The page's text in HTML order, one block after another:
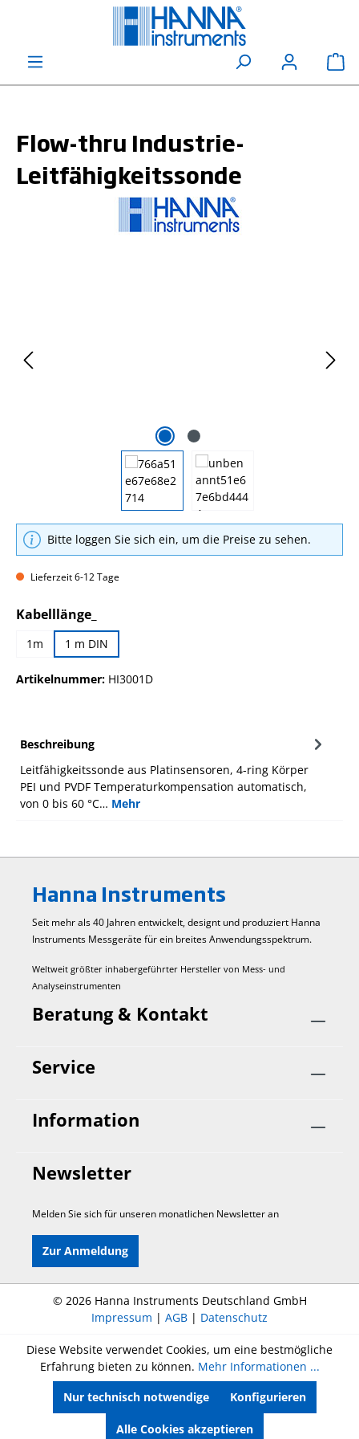
Flow-thru Industrie-
Leitfähigkeitssonde
Bitte loggen Sie sich ein, um die Preise zu sehen.
Lieferzeit 6-12 Tage
Kabelllänge_
1m 1 m DIN
Artikelnummer: HI3001D
Beschreibung
Leitfähigkeitssonde aus Platinsensoren, 4-ring Körper
PEI und PVDF Temperaturkompensation automatisch,
von 0 bis 60 °C… Mehr
Hanna Instruments
Seit mehr als 40 Jahren entwickelt, designt und produziert Hanna
Instruments Mess­geräte für ein breites Anwendungs­spektrum.
Weltweit größter inhabergeführter Hersteller von Mess- und
Analyseinstrumenten
Beratung & Kontakt
Service
Information
Newsletter
Melden Sie sich für unseren monatlichen Newsletter an
Zur Anmeldung
© 2026 Hanna Instruments Deutschland GmbH
Impressum | AGB | Datenschutz
Diese Website verwendet Cookies, um eine bestmögliche
Erfahrung bieten zu können. Mehr Informationen ...
Nur technisch notwendige
Konfigurieren
Alle Cookies akzeptieren